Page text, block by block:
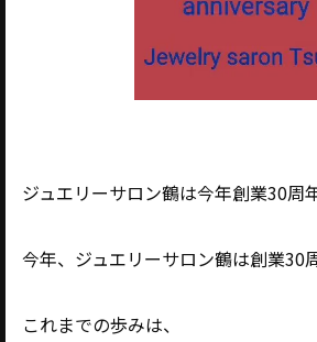
ジュエリーサロン鶴は今年創業30周
今年、ジュエリーサロン鶴は創業30
これまでの歩みは、